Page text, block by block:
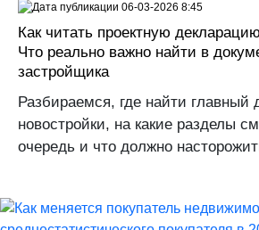
Как читать проектную
Что реально важно найти в
застройщика
Разбираемся, где найти главный
новостройки, на какие разделы
очередь и что должно
06-03-2026 8:45